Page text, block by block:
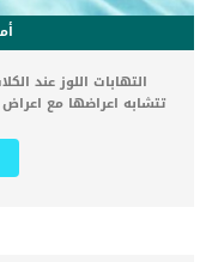
التهابات اللوز عند
تتشابه اعراضها مع اعراض
الليمفاوى. كما هو
عادة عندما يعاني